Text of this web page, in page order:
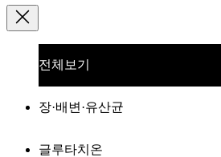
전체보기
장·배변·유산균
글루타치온